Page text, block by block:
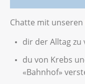
Chatte mit unseren
dir der Alltag zu
du von Krebs
«Bahnhof»